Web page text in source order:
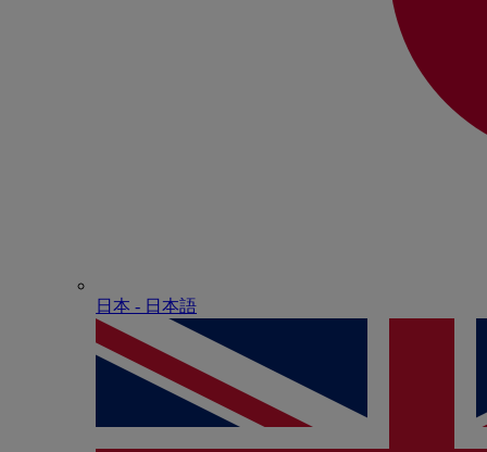
日本 - ⽇本語